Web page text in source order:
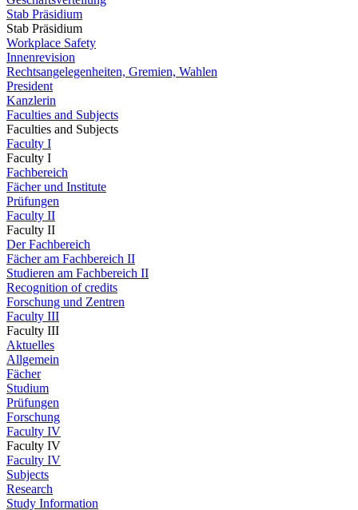
Stab Präsidium
Stab Präsidium
Workplace Safety
Innenrevision
Rechtsangelegenheiten, Gremien, Wahlen
President
Kanzlerin
Faculties and Subjects
Faculties and Subjects
Faculty I
Faculty I
Fachbereich
Fächer und Institute
Prüfungen
Faculty II
Faculty II
Der Fachbereich
Fächer am Fachbereich II
Studieren am Fachbereich II
Recognition of credits
Forschung und Zentren
Faculty III
Faculty III
Aktuelles
Allgemein
Fächer
Studium
Prüfungen
Forschung
Faculty IV
Faculty IV
Faculty IV
Subjects
Research
Study Information